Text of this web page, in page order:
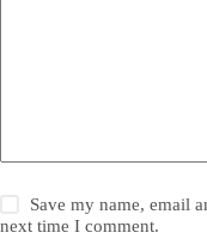
Save my name, email
next time I comment.